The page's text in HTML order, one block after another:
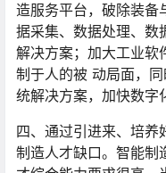
造服务平台，破除装备
据采集、数据处理、数
解决方案；加大工业软
制于人的被 动局面，
统解决方案，加快数字
四、通过引进来、培养
制造人才缺口。智能制